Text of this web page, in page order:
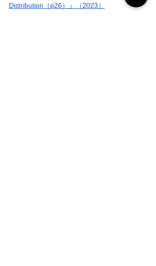
Distribution（p26）』（2023）